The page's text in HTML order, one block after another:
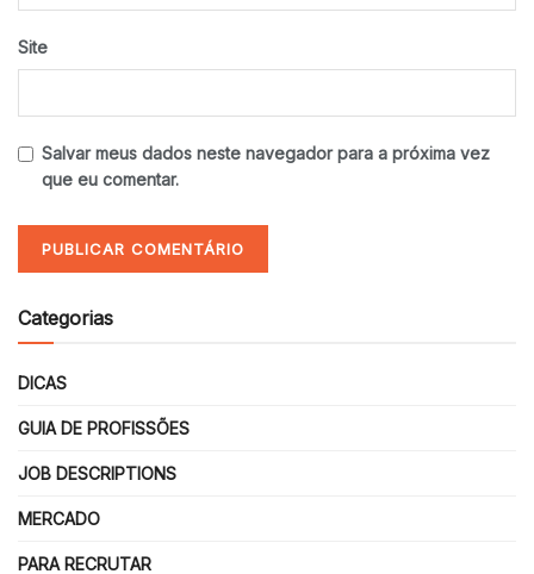
Site
Salvar meus dados neste navegador para a próxima vez
que eu comentar.
Categorias
DICAS
GUIA DE PROFISSÕES
JOB DESCRIPTIONS
MERCADO
PARA RECRUTAR